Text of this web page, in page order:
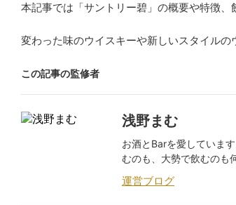
本記事では「サントリー碧」の概要や特徴、
変わった味のウイスキーや新しいスタイルの
この記事の監修者
浅野まむ
お酒とBarを愛していま
むのも、大勢で飲むのも
運営ブログ